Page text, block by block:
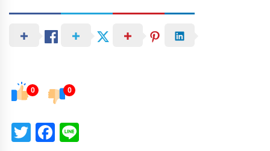
0 0
TwitterFacebook